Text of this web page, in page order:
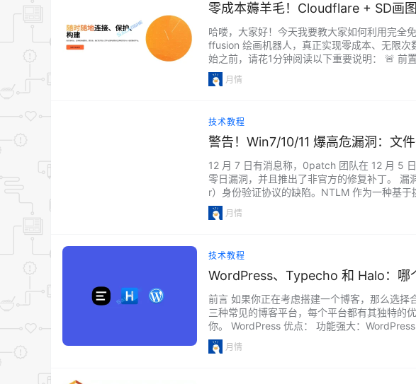
零成本薅羊毛！Cloudflare + SD画
哈喽，大家好！今天我要教大家如何利用完全
ffusion 绘画机器人，真正实现零成本、无限
始之前，请花1分钟阅读以下重要说明： 🚨 前
费额度，真正零成本。 无需硬件：无需昂贵的
月情
技术教程
警告！Win7/10/11 爆高危漏洞：文
12 月 7 日有消息称，0patch 团队在 12 月 5
零日漏洞，并且推出了非官方的修复补丁。
r）身份验证协议的缺陷。NTLM 作为一种基
中，其目的在于提供身份验证、完整性以及机
月情
技术教程
WordPress、Typecho 和 Halo：哪
前言 如果你正在考虑搭建一个博客，那么选
三种常见的博客平台，每个平台都有其独特的
你。 WordPress 优点： 功能强大：
复杂电商网站的任何类型的网站。 大社区支持
月情